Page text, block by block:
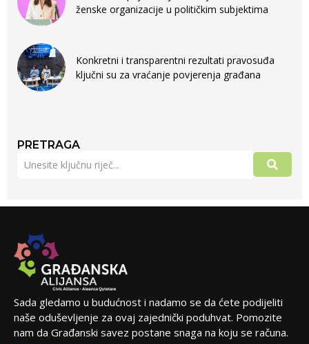
ženske organizacije u političkim subjektima
Konkretni i transparentni rezultati pravosuđa
ključni su za vraćanje povjerenja građana
PRETRAGA
Sada gledamo u budućnost i nadamo se da ćete podijeliti
naše oduševljenje za ovaj zajednički poduhvat. Pomozite
nam da Građanski savez postane snaga na koju se računa.